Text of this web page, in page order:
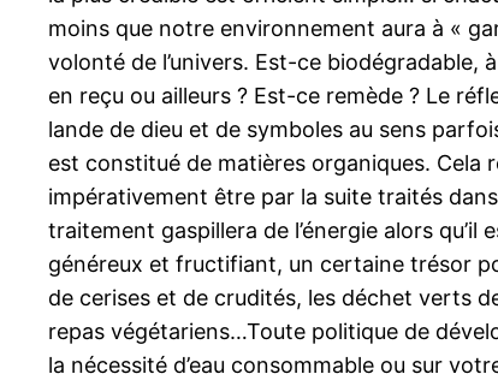
moins que notre environnement aura à «
volonté de l’univers. Est-ce
en reçu ou ailleurs ? Est-ce remède ? Le
lande de dieu et de symboles au sens
est constitué de matières organiques. Cela
impérativement être par la suite traités
traitement gaspillera de l’énergie alors
généreux et fructifiant, un certaine trésor
de cerises et de crudités, les déchet verts
repas végétariens…Toute politique de
la nécessité d’eau consommable ou sur